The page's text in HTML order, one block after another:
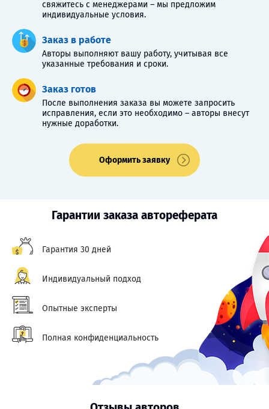
свяжитесь с менеджерами – мы предложим
индивидуальные условия.
Заказ в работе
Авторы выполняют вашу работу, учитывая все
указанные требования и сроки.
Заказ готов
После выполнения заказа вы можете запросить
исправления, если это необходимо – авторы внесут
нужные доработки.
Оформить заявку
Гарантии заказа автореферата
Гарантия 30 дней
Индивидуальный подход
Опытные эксперты
Полная конфиденциальность